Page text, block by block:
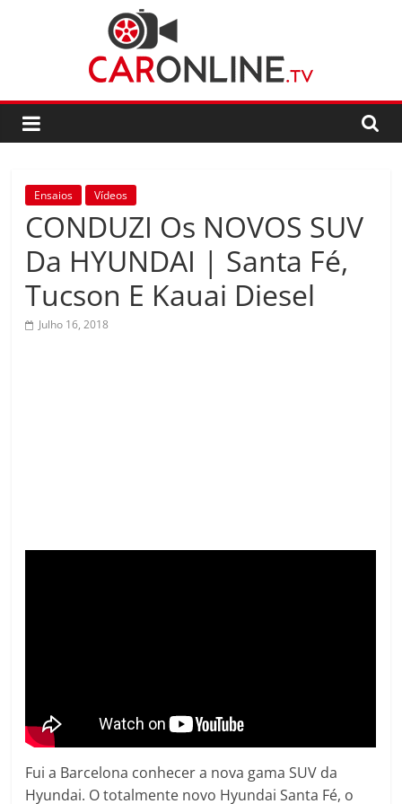
CarOnline.TV
CarOnline.TV
Ensaios
Automóvel
em
Português
Ensaios Vídeos
CONDUZI Os NOVOS SUV
Da HYUNDAI | Santa Fé,
Tucson E Kauai Diesel
Julho 16, 2018
Fui a Barcelona conhecer a nova gama SUV da
Hyundai. O totalmente novo Hyundai Santa Fé, o